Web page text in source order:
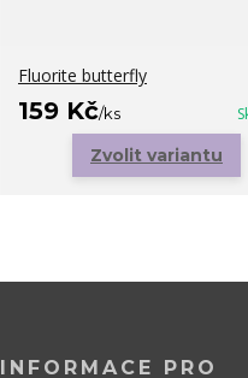
Fluorite butterfly
159 Kč/ks
Zvolit variantu
INFORMACE PRO